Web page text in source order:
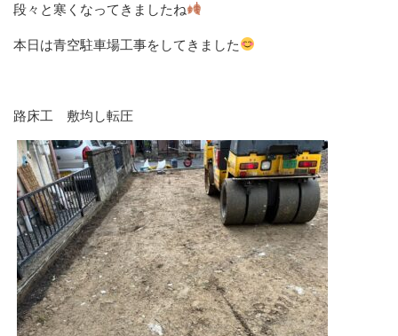
段々と寒くなってきましたね
本日は青空駐車場工事をしてきました
路床工 敷均し転圧